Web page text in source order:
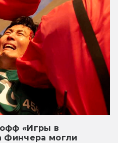
«Игры в
Финчера могли